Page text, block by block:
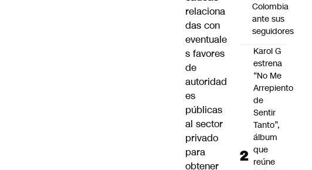
relaciona
das con
eventuale
s favores
de
autoridad
es
públicas
al sector
privado
para
obtener
Colombia
ante sus
seguidores
Karol G
estrena
“No Me
Arrepiento
de
Sentir
Tanto”,
álbum
que
reúne